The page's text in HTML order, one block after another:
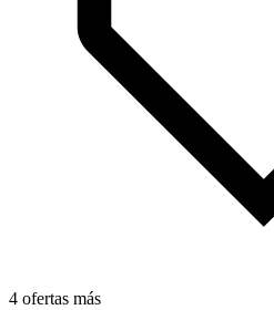
4 ofertas más